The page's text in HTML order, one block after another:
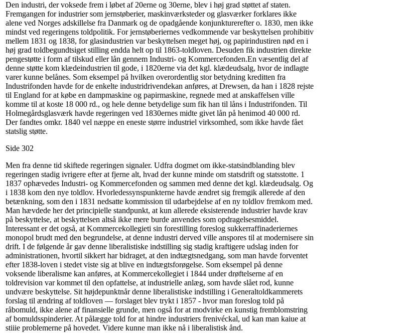
Den industri, der voksede frem i løbet af 20erne og 30erne, blev i høj grad støttet af staten.
Fremgangen for industrier som jernstøberier, maskinværksteder og glasværker forklares ikke
alene ved Norges adskillelse fra Danmark og de opadgående konjunkturerefter o. 1830, men ikke
mindst ved regeringens toldpolitik. For jernstøberiernes vedkommende var beskyttelsen prohibitiv
mellem 1831 og 1838, for glasindustrien var beskyttelsen meget høj, og papirindustiren nød en i
høj grad toldbegundtsiget stilling endda helt op til 1863-toldloven. Desuden fik industrien direkte
pengestøtte i form af tilskud eller lån gennem Industri- og Kommercefonden.En væsentlig del af
denne støtte kom klædeindustrien til gode, i 1820erne via det kgl. klædeudsalg, hvor de indlagte
varer kunne belånes. Som eksempel på hvilken overordentlig stor betydning kreditten fra
Industrifonden havde for de enkelte industridrivendekan anføres, at Drewsen, da han i 1828 rejste
til England for at købe en dampmaskine og papirmaskine, regnede med at anskaffelsen ville
komme til at koste 18 000 rd., og hele denne betydelige sum fik han til låns i Industrifonden. Til
Holmegårdsglasværk havde regeringen ved 1830ernes midte givet lån på henimod 40 000 rd.
Der fandtes omkr. 1840 vel næppe en eneste større industriel virksomhed, som ikke havde fået
statslig støtte.
Side 302
Men fra denne tid skiftede regeringen signaler. Udfra dogmet om ikke-statsindblanding blev
regeringen stadig ivrigere efter at fjerne alt, hvad der kunne minde om statsdrift og statsstotte. 1
1837 ophævedes Industri- og Kommercefonden og sammen med denne det kgl. klædeudsalg. Og
i 1838 kom den nye toldlov. Hvorledessynspunkterne havde ændret sig fremgik allerede af den
betænkning, som den i 1831 nedsatte kommission til udarbejdelse af en ny toldlov fremkom med.
Man hævdede her det principielle standpunkt, at kun allerede eksisterende industrier havde krav
på beskyttelse, at beskyttelsen altså ikke mere burde anvendes som opdragelsesmiddel.
Interessant er det også, at Kommercekollegieti sin forestilling foreslog sukkerraffinaderiernes
monopol brudt med den begrundelse, at denne industri derved ville anspores til at modernisere sin
drift. I de følgende år gav denne liberalistiske indstilling sig stadig kraftigere udslag inden for
administrationen, hvortil sikkert har bidraget, at den indtægtsnedgang, som man havde forventet
efter 1838-loven i stedet viste sig at blive en indtægtsforøgelse. Som eksempel på denne
voksende liberalisme kan anføres, at Kommercekollegiet i 1844 under drøftelserne af en
toldrevision var kommet til den opfattelse, at industrielle anlæg, som havde slået rod, kunne
undvære beskyttelse. Sit højdepunktnår denne liberalistiske indstilling i Generaltoldkammerets
forslag til ændring af toldloven — forslaget blev trykt i 1857 - hvor man foreslog told på
råbomuld, ikke alene af finansielle grunde, men også for at modvirke en kunstig fremblomstring
af bomuldsspinderier. At pålægge told for at hindre industriers frenivéckal, ud kan man kaiue at
stiiie problemerne på hovedet. Videre kunne man ikke nå i liberalistisk ånd.